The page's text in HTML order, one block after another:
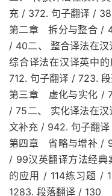
充 / 372. 句子翻译 /
第二章 拆分与整合 /
/ 40二、 整合译法在
综合译法在汉译英中
712. 句子翻译 / 723.
第三章 虚化与实化 /
/ 75二、 实化译法在
文补充 / 942. 句子翻
第四章 省略与增补 /
/ 99汉英翻译方法经典
的应用 / 114练习题 /
1283. 段落翻译 / 130